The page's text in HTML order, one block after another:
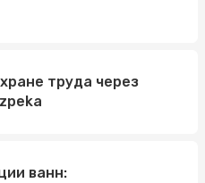
труда через
ванн: